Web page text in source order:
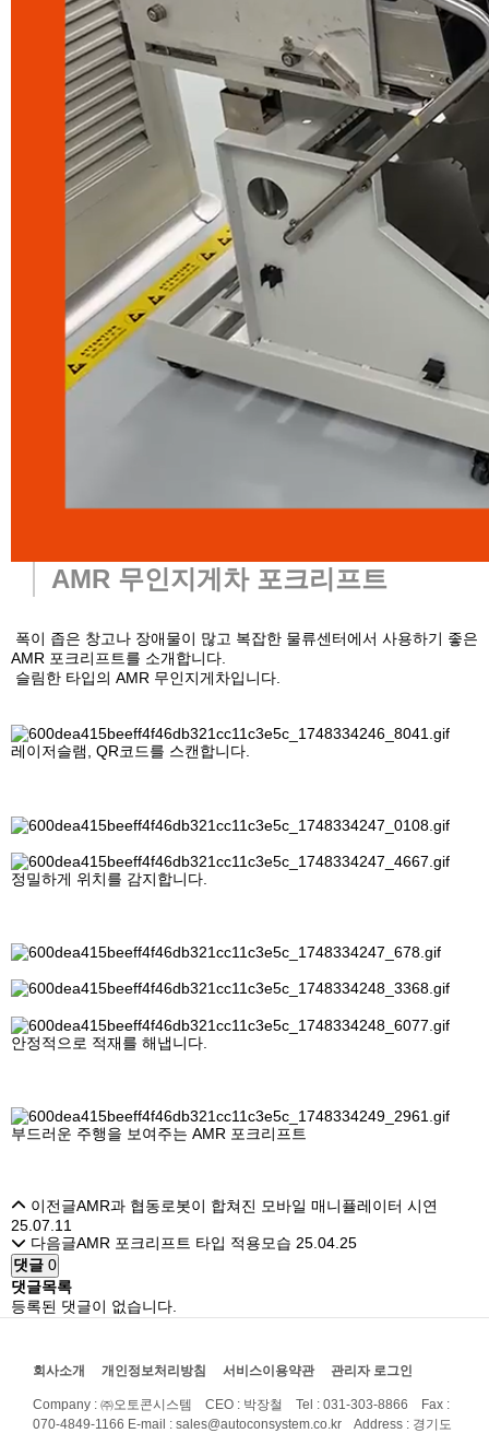
AMR 무인지게차 포크리프트
폭이 좁은 창고나 장애물이 많고 복잡한 물류센터에서 사용하기 좋은
AMR 포크리프트를 소개합니다.
슬림한 타입의 AMR 무인지게차입니다.
레이저슬램, QR코드를 스캔합니다.
정밀하게 위치를 감지합니다.
안정적으로 적재를 해냅니다.
부드러운 주행을 보여주는 AMR 포크리프트
이전글AMR과 협동로봇이 합쳐진 모바일 매니퓰레이터 시연
25.07.11
다음글AMR 포크리프트 타입 적용모습 25.04.25
댓글 0
댓글목록
등록된 댓글이 없습니다.
회사소개 개인정보처리방침 서비스이용약관 관리자 로그인
Company : ㈜오토콘시스템 CEO : 박장철 Tel : 031-303-8866 Fax :
070-4849-1166 E-mail : sales@autoconsystem.co.kr Address : 경기도